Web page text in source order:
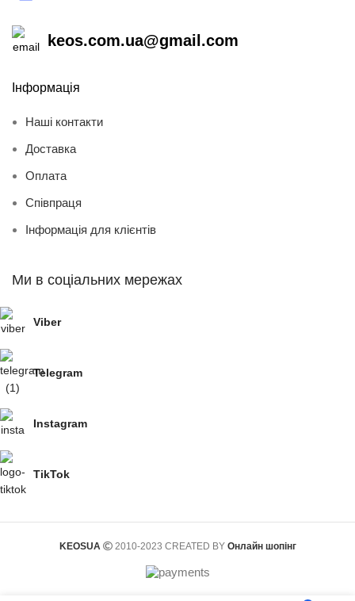
keos.com.ua@gmail.com
Інформація
Наші контакти
Доставка
Оплата
Співпраця
Інформація для клієнтів
Ми в соціальних мережах
Viber
Telegram
Instagram
TikTok
KEOSUA 2010-2023 CREATED BY Онлайн шопінг